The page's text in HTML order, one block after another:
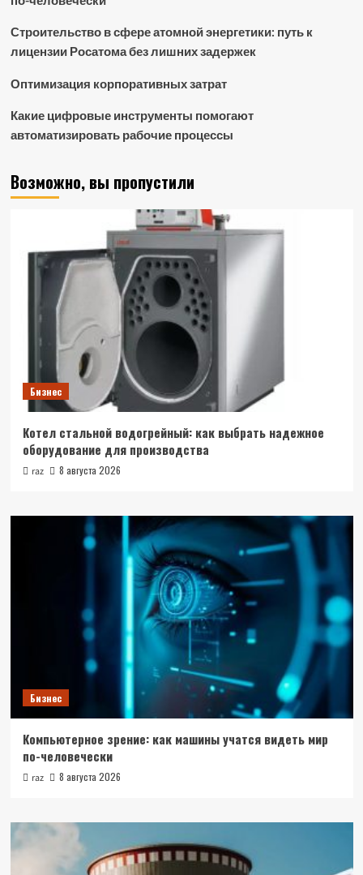
Строительство в сфере атомной энергетики: путь к
лицензии Росатома без лишних задержек
Оптимизация корпоративных затрат
Какие цифровые инструменты помогают
автоматизировать рабочие процессы
Возможно, вы пропустили
Бизнес
Котел стальной водогрейный: как выбрать надежное
оборудование для производства
raz 8 августа 2026
Бизнес
Компьютерное зрение: как машины учатся видеть мир
по-человечески
raz 8 августа 2026